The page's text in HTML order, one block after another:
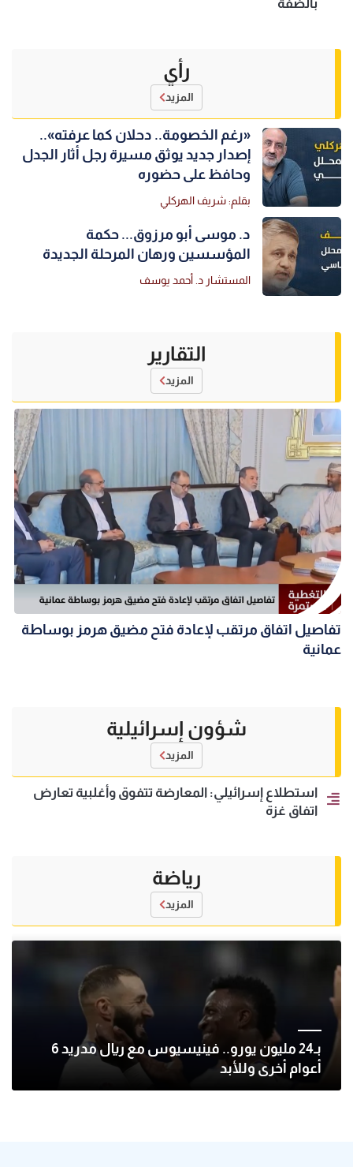
بالضفة
رأي
المزيد
«رغم الخصومة.. دحلان كما عرفته»..
إصدار جديد يوثق مسيرة رجل أثار الجدل
وحافظ على حضوره
بقلم: شريف الهركلي
د. موسى أبو مرزوق... حكمة
المؤسسين ورهان المرحلة الجديدة
المستشار د. أحمد يوسف
التقارير
المزيد
تفاصيل اتفاق مرتقب لإعادة فتح مضيق هرمز بوساطة
عمانية
شؤون إسرائيلية
المزيد
استطلاع إسرائيلي: المعارضة تتفوق وأغلبية تعارض
اتفاق غزة
رياضة
المزيد
بـ24 مليون يورو.. فينيسيوس مع ريال مدريد 6
أعوام أخرى وللأبد